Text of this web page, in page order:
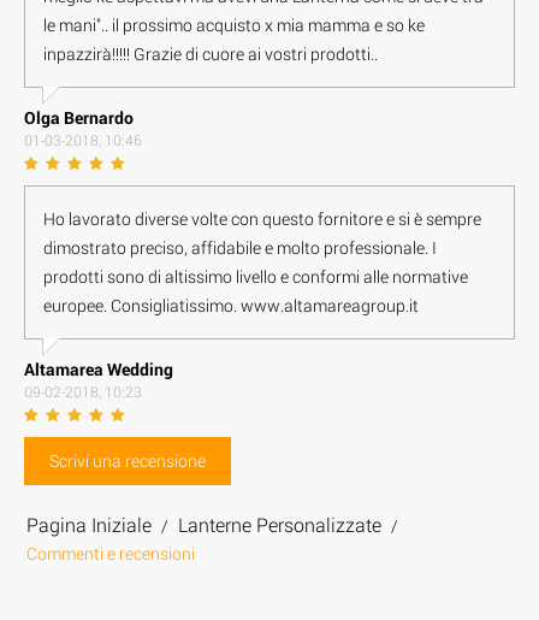
le mani".. il prossimo acquisto x mia mamma e so ke
inpazzirà!!!!! Grazie di cuore ai vostri prodotti..
Olga Bernardo
01-03-2018, 10:46
Ho lavorato diverse volte con questo fornitore e si è sempre
dimostrato preciso, affidabile e molto professionale. I
prodotti sono di altissimo livello e conformi alle normative
europee. Consigliatissimo. www.altamareagroup.it
Altamarea Wedding
09-02-2018, 10:23
Scrivi una recensione
Pagina Iniziale / Lanterne Personalizzate /
Commenti e recensioni